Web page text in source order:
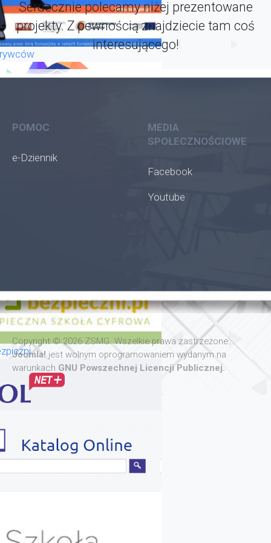
Serdecznie polecamy niżej prezentowane
projekty. Z pewnością znajdziecie tam coś
interesującego!
POMOC
e-Dziennik
MEDIA
SPOŁECZNOŚCIOWE
Facebook
Youtube
Copyright © 2026 ZSMG. Wszelkie prawa zastrzeżone.
Joomla! jest wolnym oprogramowaniem wydanym na
warunkach GNU Powszechnej Licencji Publicznej.